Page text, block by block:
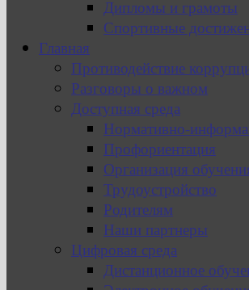
Дипломы и грамоты
Спортивные
Главная
Противодействие
Разговоры о важном
Доступная среда
Нормативно-
Профориентация
Организация
Трудоустройство
Родителям
Наши партнеры
Цифровая среда
Дистанционное